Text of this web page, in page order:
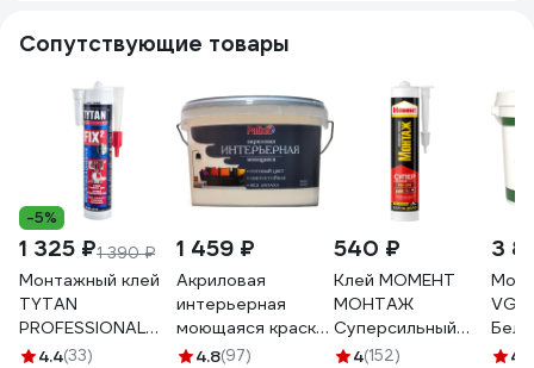
Сопутствующие товары
-5%
1 325 ₽1 390 ₽
Монтажный клей
TYTAN
PROFESSIONAL
Fix2 GT гибридный
4.4(33)
1 459 ₽
Акриловая
интерьерная
моющаяся краска
PALIZH 301
4.8(97)
540 ₽
Клей МОМЕНТ
МОНТАЖ
Суперсильный
ПЛЮС, 380 г 12
4(152)
3
VGT
нар/
4.7